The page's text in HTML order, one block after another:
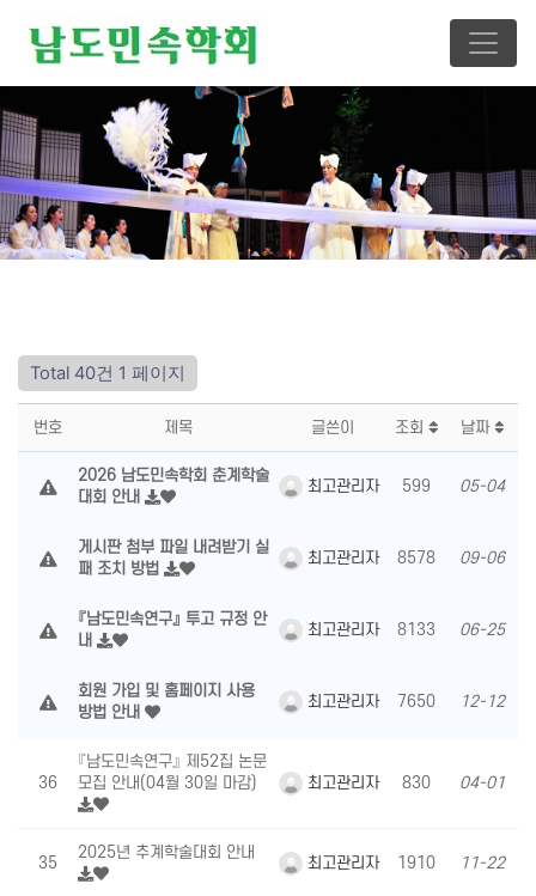
Total 40건 1 페이지
번호 제목 글쓴이 조회 날짜
2026 남도민속학회 춘계학술
대회 안내
최고관리자 599 05-04
게시판 첨부 파일 내려받기 실
패 조치 방법
최고관리자 8578 09-06
『남도민속연구』 투고 규정 안
내
최고관리자 8133 06-25
회원 가입 및 홈페이지 사용
방법 안내
최고관리자 7650 12-12
36
『남도민속연구』 제52집 논문
모집 안내(04월 30일 마감)
최고관리자 830 04-01
35
2025년 추계학술대회 안내
최고관리자 1910 11-22